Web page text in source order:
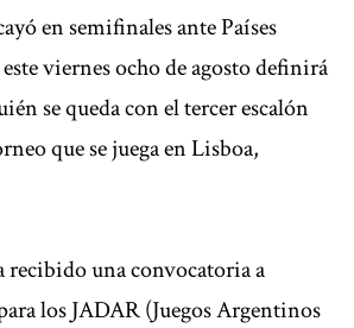
en semifinales ante Países
viernes ocho de agosto definirá
se queda con el tercer escalón
que se juega en Lisboa,
recibido una convocatoria a
los JADAR (Juegos Argentinos